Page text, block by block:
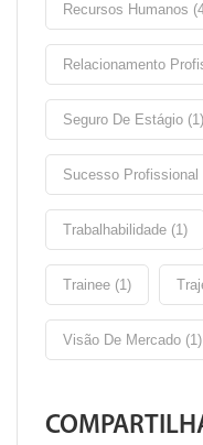
Recursos Humanos
Relacionamento
Seguro De Estágio (1)
Sucesso Profissional
Trabalhabilidade (1)
Trainee (1)
Visão De Mercado (1)